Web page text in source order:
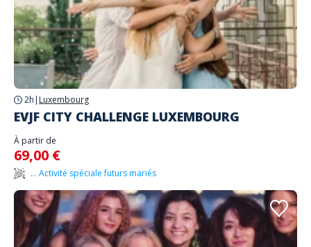
2h | Luxembourg
EVJF CITY CHALLENGE LUXEMBOURG
À partir de
69,00 €
... Activité spéciale futurs mariés